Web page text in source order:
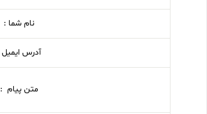
نام شما :
آدرس
متن پیام :